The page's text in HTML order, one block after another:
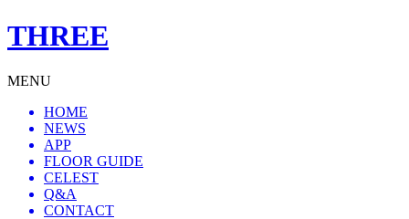
THREE
MENU
HOME
NEWS
APP
FLOOR GUIDE
CELEST
Q&A
CONTACT